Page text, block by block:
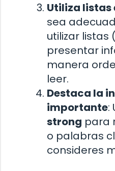
Utiliza listas
sea
utilizar listas
presentar
manera
leer.
Destaca la
importante:
strong para
o palabras
consideres